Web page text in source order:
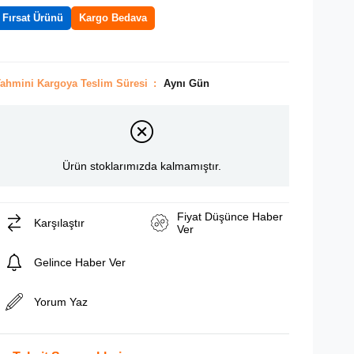
Fırsat Ürünü Kargo Bedava
Kargoya Teslim Süresi : Aynı Gün
Ürün stoklarımızda kalmamıştır.
Karşılaştır
Fiyat Düşünce Haber
Ver
Gelince Haber Ver
Yorum Yaz